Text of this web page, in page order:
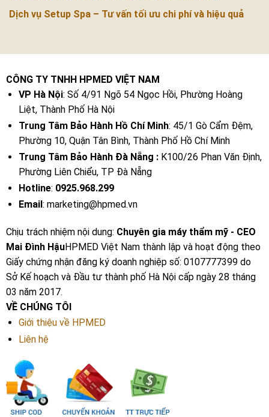
Dịch vụ Setup Spa – Tư vấn tối ưu chi phí và hiệu quả
CÔNG TY TNHH HPMED VIỆT NAM
VP Hà Nội: Số 4/91 Ngõ 54 Ngọc Hồi, Phường Hoàng
Liệt, Thành Phố Hà Nội
Trung Tâm Bảo Hành Hồ Chí Minh: 45/1 Gò Cẩm Đệm,
Phường 10, Quận Tân Bình, Thành Phố Hồ Chí Minh
Trung Tâm Bảo Hành Đà Nẵng :K100/26 Phan Văn Định,
Phường Liên Chiểu, TP Đà Nẵng
Hotline: 0925.968.299
Email : marketing@hpmed.vn
Chịu trách nhiệm nội dung: Chuyên gia máy thẩm mỹ - CEO
Mai Đình HậuHPMED Việt Nam thành lập và hoạt động theo
Giấy chứng nhận đăng ký doanh nghiệp số: 0107777399 do
Sở Kế hoạch và Đầu tư thành phố Hà Nội cấp ngày 28 tháng
03 năm 2017.
VỀ CHÚNG TÔI
Giới thiệu về HPMED
Liên hệ